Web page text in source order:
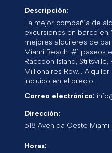
Descripción:
La mejor compañía de
excursiones en barco en
mejores alquileres de
Miami Beach. #1 paseos
Raccoon Island, Stiltsville,
Millionaires Row...
incluido en el precio.
Correo electrónico:
Dirección:
518 Avenida Oeste Miami
Horas: